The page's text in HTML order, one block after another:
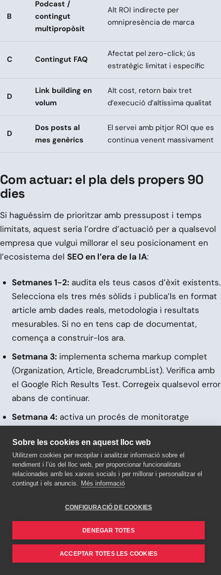
B
Podcast /
contingut
multipropòsit
Alt ROI indirecte per
omnipresència de marca
C Contingut FAQ
Afectat pel zero-click; ús
estratègic limitat i específic
D
Link building en
volum
Alt cost, retorn baix tret
d’execució d’altíssima qualitat
D
Dos posts al
mes genèrics
El servei amb pitjor ROI que es
continua venent massivament
Com actuar: el pla dels propers 90
dies
Si haguéssim de prioritzar amb pressupost i temps
limitats, aquest seria l’ordre d’actuació per a qualsevol
empresa que vulgui millorar el seu posicionament en
l’ecosistema del SEO en l’era de la IA:
Setmanes 1-2: audita els teus casos d’èxit existents.
Selecciona els tres més sòlids i publica’ls en format
article amb dades reals, metodologia i resultats
mesurables. Si no en tens cap de documentat,
comença a construir-los ara.
Setmana 3: implementa schema markup complet
(Organization, Article, BreadcrumbList). Verifica amb
el Google Rich Results Test. Corregeix qualsevol error
abans de continuar.
Setmana 4: activa un procés de monitoratge
requereixen reacció ràpida (menys de 48h) i a qui
correspon publicar l’anàlisi.
Mes 2:identifica els tres directoris o fòrums més
rellevants del teu nínxol. Assegura una presència
actualitzada, activa i consistent amb informació
completa.
Mes 3:avalua si tens capacitat de producció per a
un podcast o sèrie de vídeo amb distribució
multicanal. Si la resposta és sí, llança. Si no, prioritza
Sobre les cookies en aquest lloc web
Utilitzem cookies per recopilar i analitzar informació sobre el
rendiment i l’ús del lloc web, per proporcionar funcionalitats
relacionades amb les xarxes socials i per millorar i personalitzar el
contingut i els anuncis. Més informació
CONFIGURACIÓ DE COOKIES
DENEGAR TOTES
ACCEPTAR TOTES LES COOKIES